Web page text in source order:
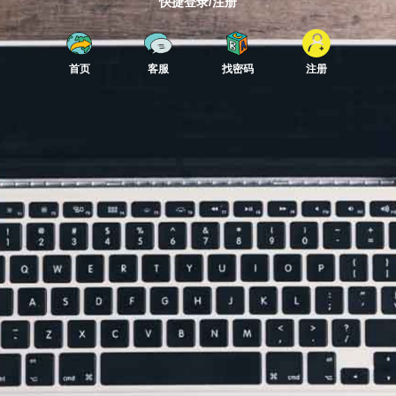
首页 客服 找密码 注册